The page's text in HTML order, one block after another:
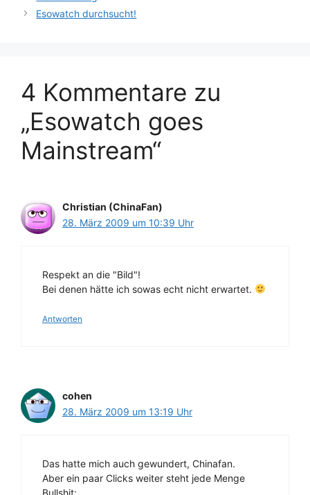
Esowatch durchsucht!
4 Kommentare zu
„Esowatch goes
Mainstream“
Christian (ChinaFan)
28. März 2009 um 10:39 Uhr
Respekt an die "Bild"!
Bei denen hätte ich sowas echt nicht erwartet.
Antworten
cohen
28. März 2009 um 13:19 Uhr
Das hatte mich auch gewundert, Chinafan.
Aber ein paar Clicks weiter steht jede Menge
Bullshit: